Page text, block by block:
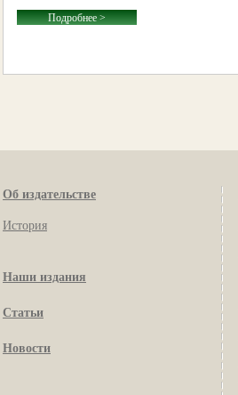
Подробнее >
Об издательстве
История
Наши издания
Статьи
Новости